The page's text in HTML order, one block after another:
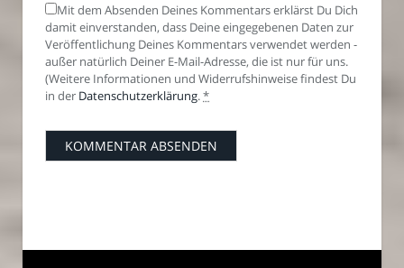
Mit dem Absenden Deines Kommentars erklärst Du Dich
damit einverstanden, dass Deine eingegebenen Daten zur
Veröffentlichung Deines Kommentars verwendet werden -
außer natürlich Deiner E-Mail-Adresse, die ist nur für uns.
(Weitere Informationen und Widerrufshinweise findest Du
in der Datenschutzerklärung. *